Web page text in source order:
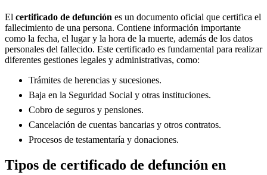
El certificado de defunción es un documento oficial que certifica el
fallecimiento de una persona. Contiene información importante
como la fecha, el lugar y la hora de la muerte, además de los datos
personales del fallecido. Este certificado es fundamental para realizar
diferentes gestiones legales y administrativas, como:
Trámites de herencias y sucesiones.
Baja en la Seguridad Social y otras instituciones.
Cobro de seguros y pensiones.
Cancelación de cuentas bancarias y otros contratos.
Procesos de testamentaría y donaciones.
Tipos de certificado de defunción en